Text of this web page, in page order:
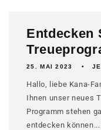
Entdecken
25. MAI 2023
Hallo, liebe Kana-
Ihnen unser neues
Programm stehen
entdecken